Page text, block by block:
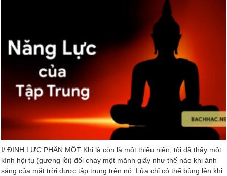
I/ ĐỊNH LỰC PHẦN MỘT Khi là còn là một thiếu niên, tôi đã thấy một
kính hội tụ (gương lồi) đối cháy một mãnh giấy như thế nào khi ánh
sáng của mặt trời được tập trung trên nó. Lửa chỉ có thể bùng lên khi